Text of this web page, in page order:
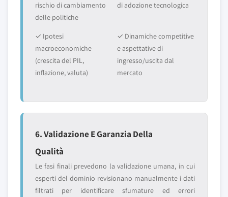
rischio di cambiamento
delle politiche
di adozione tecnologica
✓ Ipotesi
macroeconomiche
(crescita del PIL,
inflazione, valuta)
✓ Dinamiche competitive
e aspettative di
ingresso/uscita dal
mercato
6. Validazione E Garanzia Della
Qualità
Le fasi finali prevedono la validazione umana, in cui
esperti del dominio revisionano manualmente i dati
filtrati per identificare sfumature ed errori